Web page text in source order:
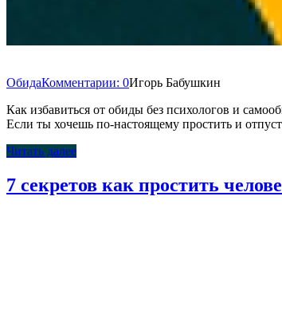
ОбидаКомментарии: 0Игорь Бабушкин
Как избавиться от обиды без психологов и
Если ты хочешь по-настоящему простить и
Читать далее
7 секретов как простить